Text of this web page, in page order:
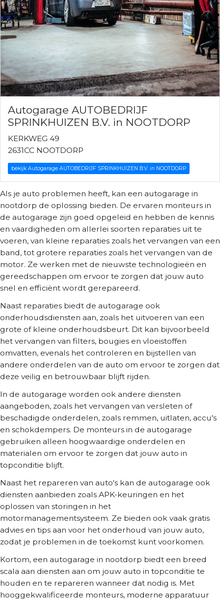
Autogarage AUTOBEDRIJF
SPRINKHUIZEN B.V. in NOOTDORP
KERKWEG 49
2631CC NOOTDORP
bekijk Autogarage AUTOBEDRIJF SPRINKHUIZEN B.V. in NOOTDORP
Als je auto problemen heeft, kan een autogarage in
nootdorp de oplossing bieden. De ervaren monteurs in
de autogarage zijn goed opgeleid en hebben de kennis
en vaardigheden om allerlei soorten reparaties uit te
voeren, van kleine reparaties zoals het vervangen van een
band, tot grotere reparaties zoals het vervangen van de
motor. Ze werken met de nieuwste technologieën en
gereedschappen om ervoor te zorgen dat jouw auto
snel en efficiënt wordt gerepareerd.
Naast reparaties biedt de autogarage ook
onderhoudsdiensten aan, zoals het uitvoeren van een
grote of kleine onderhoudsbeurt. Dit kan bijvoorbeeld
het vervangen van filters, bougies en vloeistoffen
omvatten, evenals het controleren en bijstellen van
andere onderdelen van de auto om ervoor te zorgen dat
deze veilig en betrouwbaar blijft rijden.
In de autogarage worden ook andere diensten
aangeboden, zoals het vervangen van versleten of
beschadigde onderdelen, zoals remmen, uitlaten, accu's
en schokdempers. De monteurs in de autogarage
gebruiken alleen hoogwaardige onderdelen en
materialen om ervoor te zorgen dat jouw auto in
topconditie blijft.
Naast het repareren van auto's kan de autogarage ook
diensten aanbieden zoals APK-keuringen en het
oplossen van storingen in het
motormanagementsysteem. Ze bieden ook vaak gratis
advies en tips aan voor het onderhoud van jouw auto,
zodat je problemen in de toekomst kunt voorkomen.
Kortom, een autogarage in nootdorp biedt een breed
scala aan diensten aan om jouw auto in topconditie te
houden en te repareren wanneer dat nodig is. Met
hooggekwalificeerde monteurs, moderne apparatuur